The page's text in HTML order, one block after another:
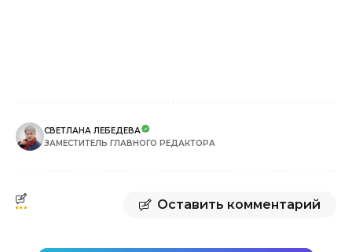
СВЕТЛАНА ЛЕБЕДЕВА
ЗАМЕСТИТЕЛЬ ГЛАВНОГО РЕДАКТОРА
Оставить комментарий